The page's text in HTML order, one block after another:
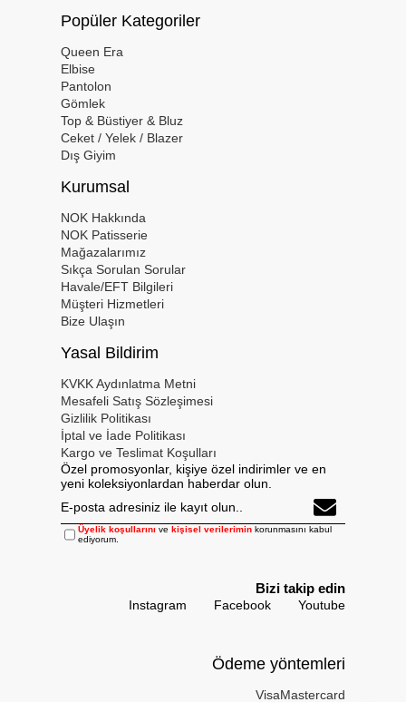
Popüler Kategoriler
Queen Era
Elbise
Pantolon
Gömlek
Top & Büstiyer & Bluz
Ceket / Yelek / Blazer
Dış Giyim
Kurumsal
NOK Hakkında
NOK Patisserie
Mağazalarımız
Sıkça Sorulan Sorular
Havale/EFT Bilgileri
Müşteri Hizmetleri
Bize Ulaşın
Yasal Bildirim
KVKK Aydınlatma Metni
Mesafeli Satış Sözleşimesi
Gizlilik Politikası
İptal ve İade Politikası
Kargo ve Teslimat Koşulları
Özel promosyonlar, kişiye özel indirimler ve en
yeni koleksiyonlardan haberdar olun.
Üyelik koşullarını vekişisel verilerimin korunmasını kabul
ediyorum.
Bizi takip edin
Instagram Facebook Youtube
Ödeme yöntemleri
VisaMastercard